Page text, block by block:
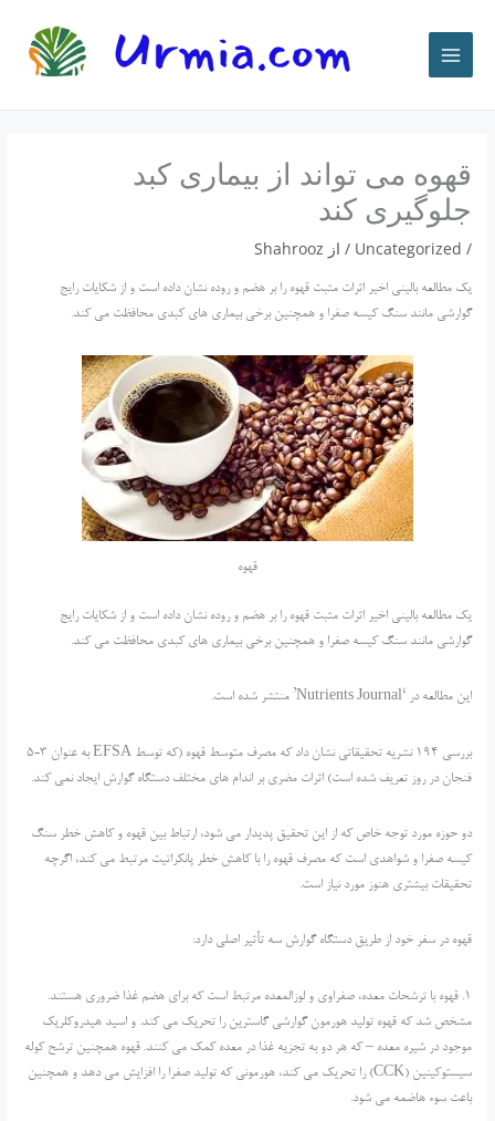
قهوه می تواند از بیماری کبد
جلوگیری کند
/
Uncategorized / از Shahrooz
یک مطالعه بالینی اخیر اثرات مثبت قهوه را بر هضم و روده نشان داده است و از شکایات رایج
گوارشی مانند سنگ کیسه صفرا و همچنین برخی بیماری های کبدی محافظت می کند.
قهوه
یک مطالعه بالینی اخیر اثرات مثبت قهوه را بر هضم و روده نشان داده است و از شکایات رایج
گوارشی مانند سنگ کیسه صفرا و همچنین برخی بیماری های کبدی محافظت می کند.
این مطالعه در ‘Nutrients Journal’ منتشر شده است.
بررسی 194 نشریه تحقیقاتی نشان داد که مصرف متوسط ​​قهوه (که توسط EFSA به عنوان 3-5
فنجان در روز تعریف شده است) اثرات مضری بر اندام های مختلف دستگاه گوارش ایجاد نمی کند.
دو حوزه مورد توجه خاص که از این تحقیق پدیدار می شود، ارتباط بین قهوه و کاهش خطر سنگ
کیسه صفرا و شواهدی است که مصرف قهوه را با کاهش خطر پانکراتیت مرتبط می کند، اگرچه
تحقیقات بیشتری هنوز مورد نیاز است.
قهوه در سفر خود از طریق دستگاه گوارش سه تأثیر اصلی دارد:
1. قهوه با ترشحات معده، صفراوی و لوزالمعده مرتبط است که برای هضم غذا ضروری هستند.
مشخص شد که قهوه تولید هورمون گوارشی گاسترین را تحریک می کند. و اسید هیدروکلریک
موجود در شیره معده – که هر دو به تجزیه غذا در معده کمک می کنند. قهوه همچنین ترشح کوله
سیستوکینین (CCK) را تحریک می کند، هورمونی که تولید صفرا را افزایش می دهد و همچنین
باعث سوء هاضمه می شود.